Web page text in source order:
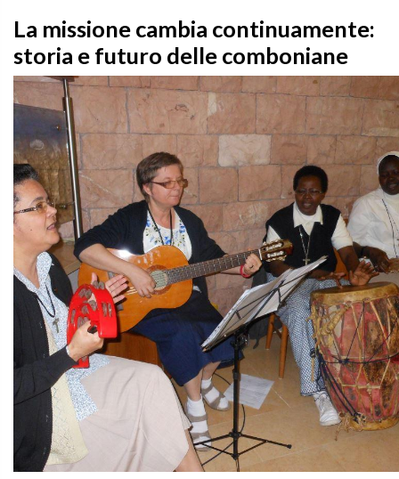
La missione cambia continuamente:
storia e futuro delle comboniane